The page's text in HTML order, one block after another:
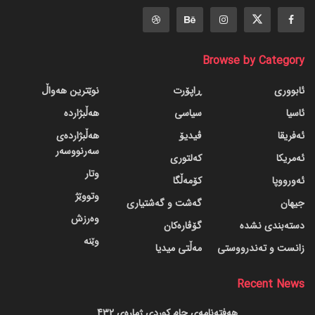
Browse by Category
ئابووری
ئاسیا
ئەفریقا
ئەمریکا
ئەورووپا
جیهان
دسته‌بندی نشده
زانست و تەندرووستی
ڕاپۆرت
سیاسی
ڤیدیۆ
کەلتوری
کۆمەڵگا
گه‌شت و گه‌شتیاری
گۆڤاره‌کان
مەڵتی میدیا
نوێترین هەواڵ
هەڵبژاردە
هەڵبژاردەی
سەرنووسەر
وتار
وتووێژ
وەرزش
وێنە
Recent News